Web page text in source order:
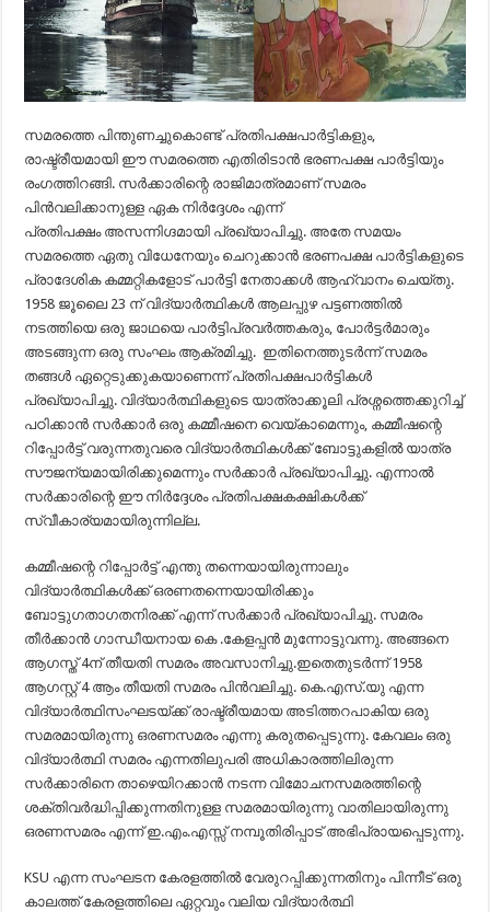
സമരത്തെ പിന്തുണച്ചുകൊണ്ട് പ്രതിപക്ഷപാർട്ടികളും,
രാഷ്ട്രീയമായി ഈ സമരത്തെ എതിരിടാൻ ഭരണപക്ഷ പാർട്ടിയും
രംഗത്തിറങ്ങി. സർക്കാരിന്റെ രാജിമാത്രമാണ് സമരം
പിൻവലിക്കാനുള്ള ഏക നിർദ്ദേശം എന്ന്
പ്രതിപക്ഷം അസന്നിഗ്ദമായി പ്രഖ്യാപിച്ചു. അതേ സമയം
സമരത്തെ ഏതു വിധേനേയും ചെറുക്കാൻ ഭരണപക്ഷ പാർട്ടികളുടെ
പ്രാദേശിക കമ്മറ്റികളോട് പാർട്ടി നേതാക്കൾ ആഹ്വാനം ചെയ്തു.
1958 ജൂലൈ 23 ന് വിദ്യാർത്ഥികൾ ആലപ്പുഴ പട്ടണത്തിൽ
നടത്തിയെ ഒരു ജാഥയെ പാർട്ടിപ്രവർത്തകരും, പോർട്ടർമാരും
അടങ്ങുന്ന ഒരു സംഘം ആക്രമിച്ചു. ഇതിനെത്തുടർന്ന് സമരം
തങ്ങൾ ഏറ്റെടുക്കുകയാണെന്ന് പ്രതിപക്ഷപാർട്ടികൾ
പ്രഖ്യാപിച്ചു. വിദ്യാർത്ഥികളുടെ യാത്രാക്കൂലി പ്രശ്നത്തെക്കുറിച്ച്
പഠിക്കാൻ സർക്കാർ ഒരു കമ്മീഷനെ വെയ്കാമെന്നും, കമ്മീഷന്റെ
റിപ്പോർട്ട് വരുന്നതുവരെ വിദ്യാർത്ഥികൾക്ക് ബോട്ടുകളിൽ യാത്ര
സൗജന്യമായിരിക്കുമെന്നും സർക്കാർ പ്രഖ്യാപിച്ചു. എന്നാൽ
സർക്കാരിന്റെ ഈ നിർദ്ദേശം പ്രതിപക്ഷകക്ഷികൾക്ക്
സ്വീകാര്യമായിരുന്നില്ല.
കമ്മീഷന്റെ റിപ്പോർട്ട് എന്തു തന്നെയായിരുന്നാലും
വിദ്യാർത്ഥികൾക്ക് ഒരണതന്നെയായിരിക്കും
ബോട്ടുഗതാഗതനിരക്ക് എന്ന് സർക്കാർ പ്രഖ്യാപിച്ചു. സമരം
തീർക്കാൻ ഗാന്ധീയനായ കെ .കേളപ്പൻ മുന്നോട്ടുവന്നു. അങ്ങനെ
ആഗസ്ത് 4ന് തീയതി സമരം അവസാനിച്ചു.ഇതെതുടർന്ന് 1958
ആഗസ്റ്റ് 4 ആം തീയതി സമരം പിൻവലിച്ചു. കെ.എസ്.യു എന്ന
വിദ്യാർത്ഥിസംഘടയ്ക്ക് രാഷ്ട്രീയമായ അടിത്തറപാകിയ ഒരു
സമരമായിരുന്നു ഒരണസമരം എന്നു കരുതപ്പെടുന്നു. കേവലം ഒരു
വിദ്യാർത്ഥി സമരം എന്നതിലുപരി അധികാരത്തിലിരുന്ന
സർക്കാരിനെ താഴെയിറക്കാൻ നടന്ന വിമോചനസമരത്തിന്റെ
ശക്തിവർദ്ധിപ്പിക്കുന്നതിനുള്ള സമരമായിരുന്നു വാതിലായിരുന്നു
ഒരണസമരം എന്ന് ഇ.എം.എസ്സ് നമ്പൂതിരിപ്പാട് അഭിപ്രായപ്പെടുന്നു.
KSU എന്ന സംഘടന കേരളത്തിൽ വേരുറപ്പിക്കുന്നതിനും പിന്നീട്‌ ഒരു
കാലത്ത്‌ കേരളത്തിലെ ഏറ്റവും വലിയ വിദ്യാർത്ഥി